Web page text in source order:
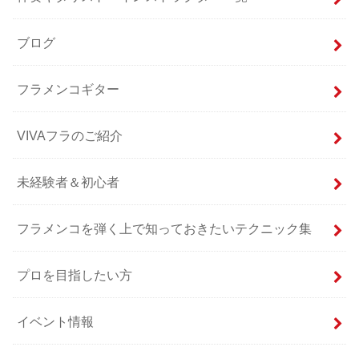
ブログ
フラメンコギター
VIVAフラのご紹介
未経験者＆初心者
フラメンコを弾く上で知っておきたいテクニック集
プロを目指したい方
イベント情報